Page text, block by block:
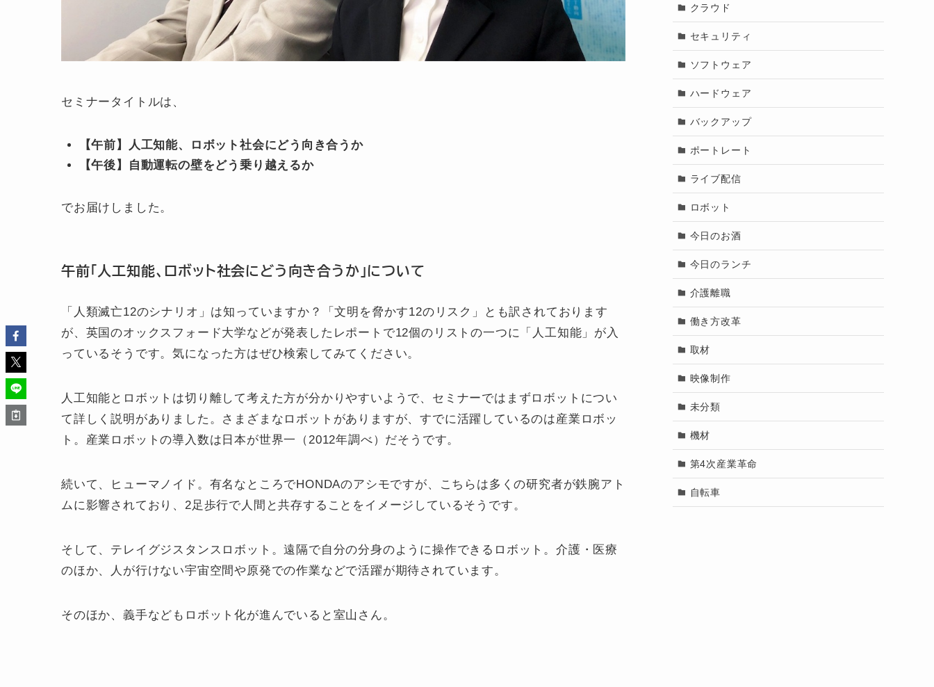
セミナータイトルは、
【午前】人工知能、ロボット社会にどう向き合うか
【午後】自動運転の壁をどう乗り越えるか
でお届けしました。
午前「人工知能、ロボット社会にどう向き合うか」について
「人類滅亡12のシナリオ」は知っていますか？「文明を脅かす12のリスク」とも訳されております
が、英国のオックスフォード大学などが発表したレポートで12個のリストの一つに「人工知能」が入
っているそうです。気になった方はぜひ検索してみてください。
人工知能とロボットは切り離して考えた方が分かりやすいようで、セミナーではまずロボットについ
て詳しく説明がありました。さまざまなロボットがありますが、すでに活躍しているのは産業ロボッ
ト。産業ロボットの導入数は日本が世界一（2012年調べ）だそうです。
続いて、ヒューマノイド。有名なところでHONDAのアシモですが、こちらは多くの研究者が鉄腕アト
ムに影響されており、2足歩行で人間と共存することをイメージしているそうです。
そして、テレイグジスタンスロボット。遠隔で自分の分身のように操作できるロボット。介護・医療
のほか、人が行けない宇宙空間や原発での作業などで活躍が期待されています。
そのほか、義手などもロボット化が進んでいると室山さん。
クラウド
セキュリティ
ソフトウェア
ハードウェア
バックアップ
ポートレート
ライブ配信
ロボット
今日のお酒
今日のランチ
介護離職
働き方改革
取材
映像制作
未分類
機材
第4次産業革命
自転車